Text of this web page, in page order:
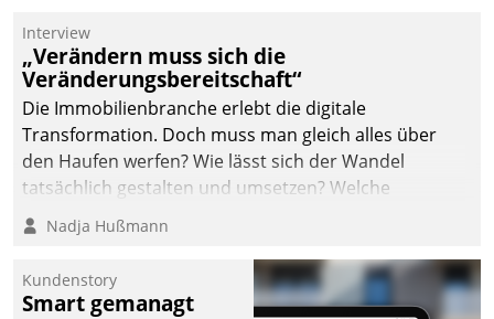
integrieren.
Interview
„Verändern muss sich die
Veränderungsbereitschaft“
Die Immobilienbranche erlebt die digitale
Transformation. Doch muss man gleich alles über
den Haufen werfen? Wie lässt sich der Wandel
tatsächlich gestalten und umsetzen? Welche
Argumente zählen wirklich?
Nadja Hußmann
Kundenstory
Smart gemanagt